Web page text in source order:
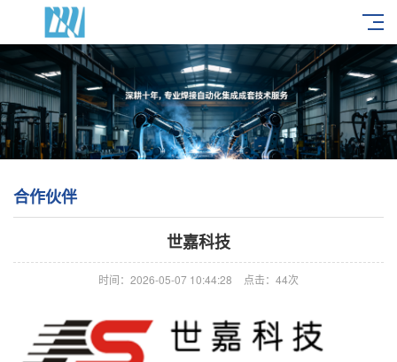
合作伙伴
世嘉科技
时间：2026-05-07 10:44:28 点击：44次